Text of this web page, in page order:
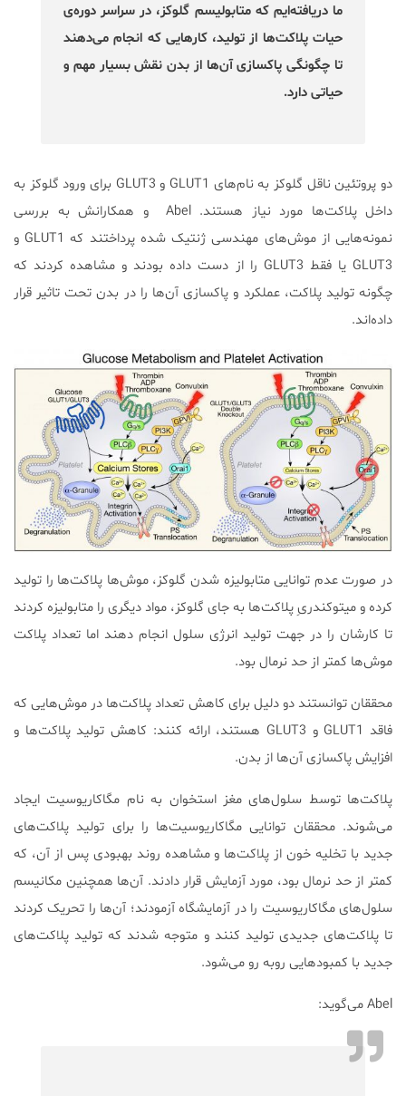
ما دریافته‌ایم که متابولیسم گلوکز، در سراسر دوره‌ی
حیات پلاکت‌ها از تولید، کارهایی که انجام می‌دهند
تا چگونگی پاکسازی آن‌ها از بدن نقش بسیار مهم و
حیاتی دارد.
دو پروتئین ناقل گلوکز به نام‌های GLUT1 و GLUT3 برای ورود گلوکز به
داخل پلاکت‌ها مورد نیاز هستند. Abel و همکارانش به بررسی
نمونه‌هایی از موش‌های مهندسی ژنتیک شده پرداختند که GLUT1 و
GLUT3 یا فقط GLUT3 را از دست داده بودند و مشاهده کردند که
چگونه تولید پلاکت، عملکرد و پاکسازی آن‌ها را در بدن تحت تاثیر قرار
داده‌اند.
در صورت عدم توانایی متابولیزه شدن گلوکز، موش‌ها پلاکت‌ها را تولید
کرده و میتوکندریِ پلاکت‌ها به جای گلوکز، مواد دیگری را متابولیزه کردند
تا کارشان را در جهت تولید انرژی سلول انجام دهند اما تعداد پلاکت
موش‌ها کمتر از حد نرمال بود.
محققان توانستند دو دلیل برای کاهش تعداد پلاکت‌ها در موش‌هایی که
فاقد GLUT1 و GLUT3 هستند، ارائه کنند: کاهش تولید پلاکت‌ها و
افزایش پاکسازی آن‌ها از بدن.
پلاکت‌ها توسط سلول‌های مغز استخوان به نام مگاکاریوسیت ایجاد
می‌شوند. محققان توانایی مگاکاریوسیت‌ها را برای تولید پلاکت‌های
جدید با تخلیه خون از پلاکت‌ها و مشاهده روند بهبودی پس از آن، که
کمتر از حد نرمال بود، مورد آزمایش قرار دادند. آن‌ها همچنین مکانیسم‌
سلول‌های مگاکاریوسیت را در آزمایشگاه آزمودند؛ آن‌ها را تحریک کردند
تا پلاکت‌های جدیدی تولید کنند و متوجه شدند که تولید پلاکت‌های
جدید با کمبود‌هایی روبه رو می‌شود.
Abel می‌گوید: